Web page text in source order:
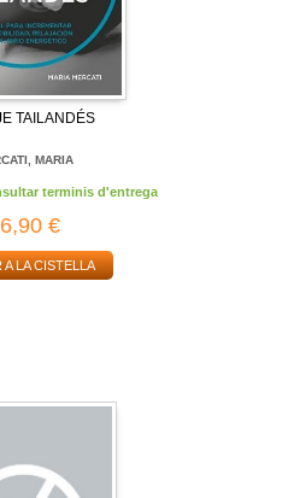
TAILANDÉS
MARIA
terminis d'entrega
€
A LA CISTELLA